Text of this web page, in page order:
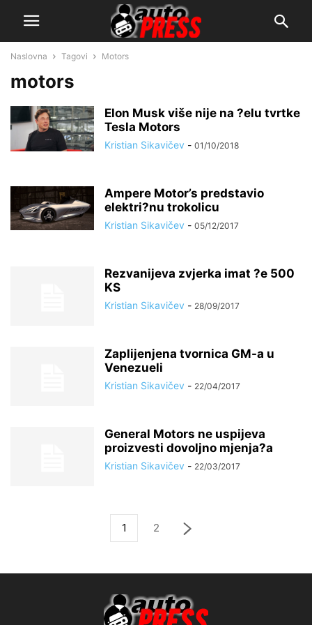
Naslovna Tagovi Motors
motors
Elon Musk više nije na ?elu tvrtke
Tesla Motors
Kristian Sikavičev - 01/10/2018
Ampere Motor’s predstavio
elektri?nu trokolicu
Kristian Sikavičev - 05/12/2017
Rezvanijeva zvjerka imat ?e 500
KS
Kristian Sikavičev - 28/09/2017
Zaplijenjena tvornica GM-a u
Venezueli
Kristian Sikavičev - 22/04/2017
General Motors ne uspijeva
proizvesti dovoljno mjenja?a
Kristian Sikavičev - 22/03/2017
1 2